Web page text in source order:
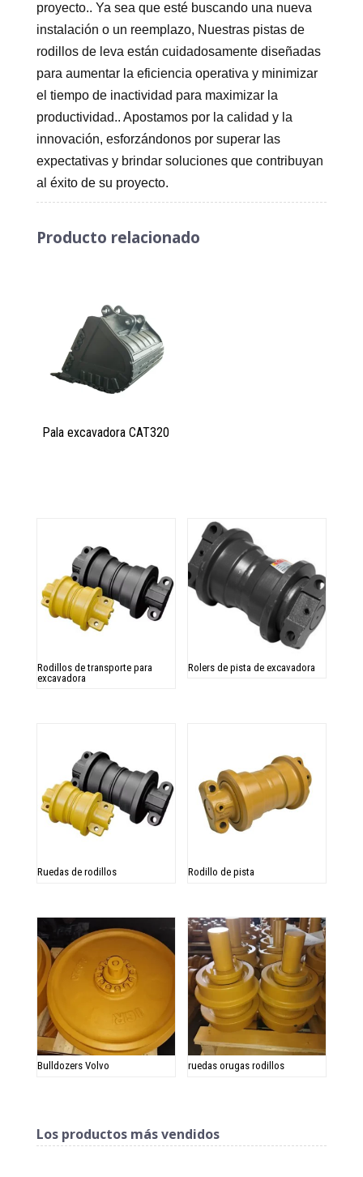
proyecto.. Ya sea que esté buscando una nueva
instalación o un reemplazo, Nuestras pistas de
rodillos de leva están cuidadosamente diseñadas
para aumentar la eficiencia operativa y minimizar
el tiempo de inactividad para maximizar la
productividad.. Apostamos por la calidad y la
innovación, esforzándonos por superar las
expectativas y brindar soluciones que contribuyan
al éxito de su proyecto.
Producto relacionado
Pala excavadora CAT320
Rodillos de transporte para
excavadora
Rolers de pista de excavadora
Ruedas de rodillos Rodillo de pista
Bulldozers Volvo ruedas orugas rodillos
Los productos más vendidos